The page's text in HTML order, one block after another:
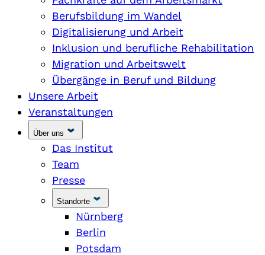
Berufsbildung im Wandel
Digitalisierung und Arbeit
Inklusion und berufliche Rehabilitation
Migration und Arbeitswelt
Übergänge in Beruf und Bildung
Unsere Arbeit
Veranstaltungen
Über uns
Das Institut
Team
Presse
Standorte
Nürnberg
Berlin
Potsdam